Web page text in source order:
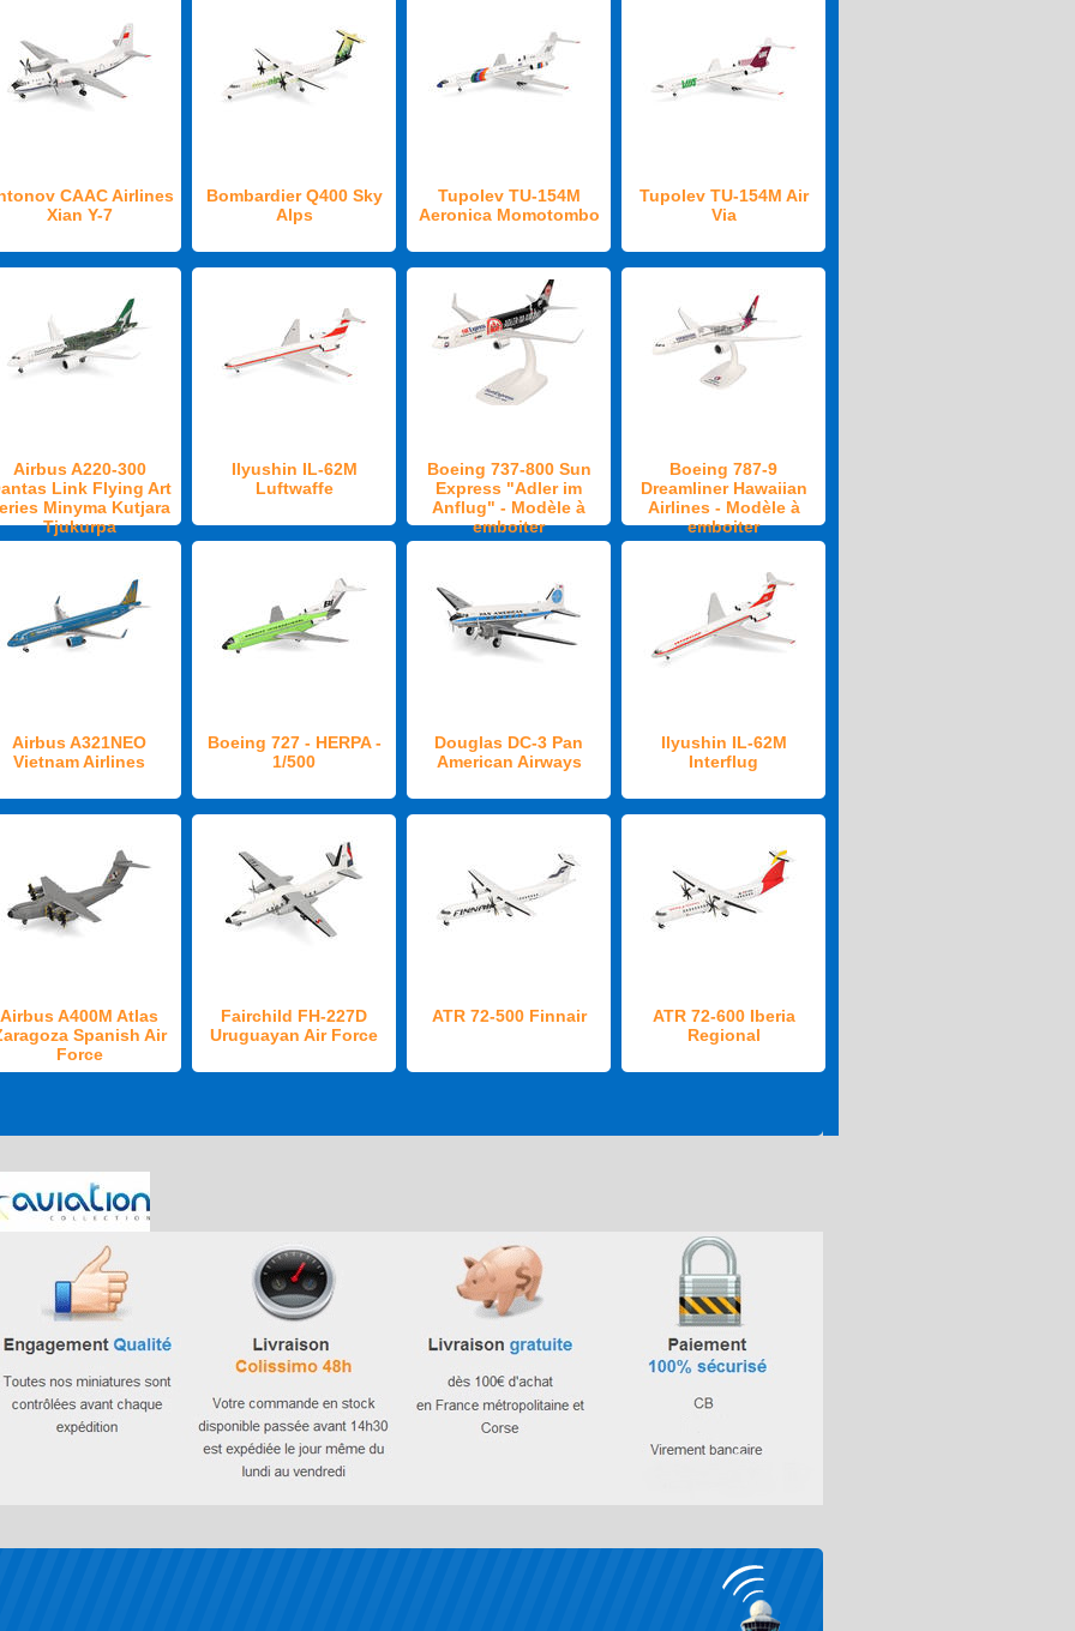
CAAC Airlines
Xian Y-7
Bombardier Q400 Sky
Alps
Tupolev TU-154M
Aeronica Momotombo
Tupolev TU-154M Air
Via
Airbus A220-300
Link Flying Art
Minyma Kutjara
Tjukurpa
Ilyushin IL-62M
Luftwaffe
Boeing 737-800 Sun
Express "Adler im
Anflug" - Modèle à
emboiter
Boeing 787-9
Dreamliner Hawaiian
Airlines - Modèle à
emboiter
Airbus A321NEO
Vietnam Airlines
Boeing 727 - HERPA -
1/500
Douglas DC-3 Pan
American Airways
Ilyushin IL-62M
Interflug
Airbus A400M Atlas
Spanish Air
Force
Fairchild FH-227D
Uruguayan Air Force
ATR 72-500 Finnair
ATR 72-600 Iberia
Regional